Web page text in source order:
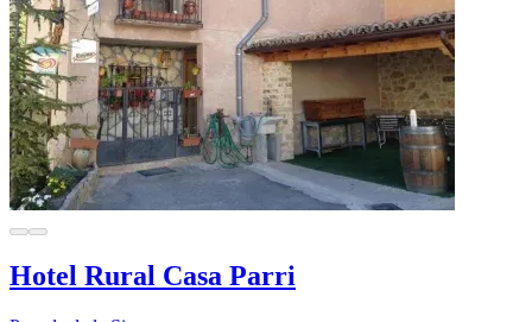
Hotel Rural Casa Parri